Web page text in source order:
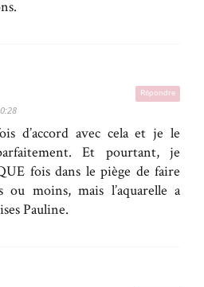
Répondre
d’accord avec cela et je le
Et pourtant, je
fois dans le piège de faire
ou moins, mais l’aquarelle a
Pauline.